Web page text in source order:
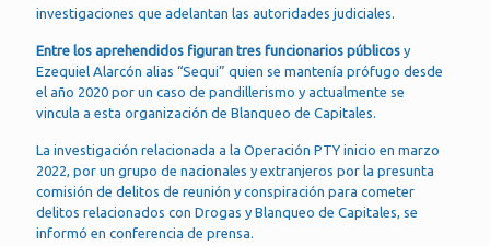
investigaciones que adelantan las autoridades judiciales.
Entre los aprehendidos figuran tres funcionarios públicos y
Ezequiel Alarcón alias “Sequi” quien se mantenía prófugo desde
el año 2020 por un caso de pandillerismo y actualmente se
vincula a esta organización de Blanqueo de Capitales.
La investigación relacionada a la Operación PTY inicio en marzo
2022, por un grupo de nacionales y extranjeros por la presunta
comisión de delitos de reunión y conspiración para cometer
delitos relacionados con Drogas y Blanqueo de Capitales, se
informó en conferencia de prensa.